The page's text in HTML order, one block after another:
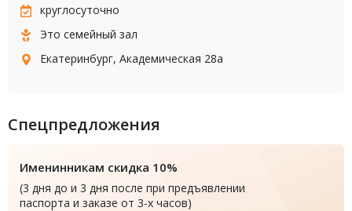
круглосуточно
Это семейный зал
Екатеринбург, Академическая 28а
Спецпредложения
Именинникам скидка 10%
(3 дня до и 3 дня после при предъявлении
паспорта и заказе от 3-х часов)